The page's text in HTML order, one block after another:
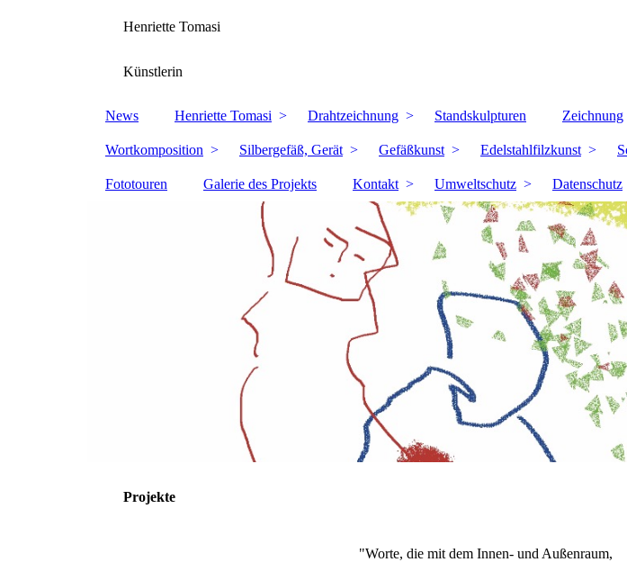
Henriette Tomasi
Künstlerin
News Henriette Tomasi Drahtzeichnung Standskulpturen Zeichnung
Wortkomposition Silbergefäß, Gerät Gefäßkunst Edelstahlfilzkunst
Fototouren Galerie des Projekts Kontakt Umweltschutz Datenschutz
Projekte
"Worte, die mit dem Innen- und Außenraum,